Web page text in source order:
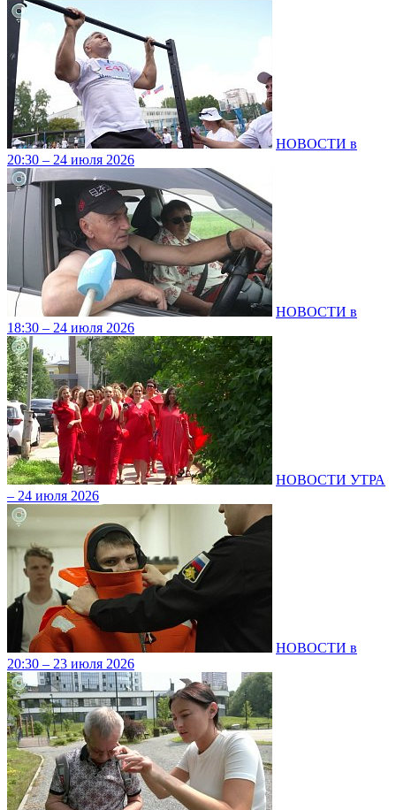
НОВОСТИ в
20:30 – 24 июля 2026
НОВОСТИ в
18:30 – 24 июля 2026
НОВОСТИ УТРА
– 24 июля 2026
НОВОСТИ в
20:30 – 23 июля 2026